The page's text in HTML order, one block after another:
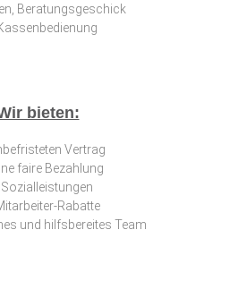
Beratungsgeschick
bieten:
Vertrag
faire Bezahlung
Sozialleistungen
Rabatte
und hilfsbereites Team